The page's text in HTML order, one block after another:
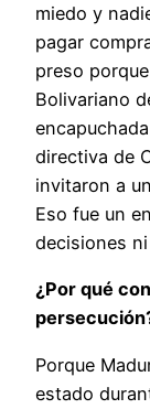
miedo y
pagar
preso
Bolivariano
directiva de
invitaron a
Eso fue un
decisiones
¿Por qué
Porque
estado